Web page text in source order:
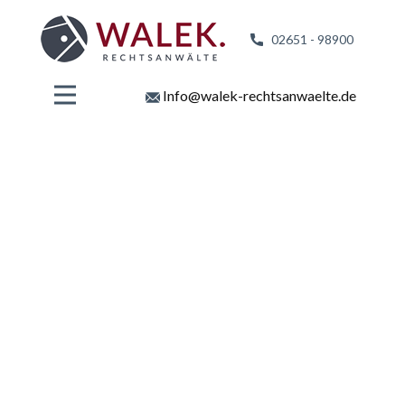
02651 - 98900
Info@walek-rechtsanwaelte.de